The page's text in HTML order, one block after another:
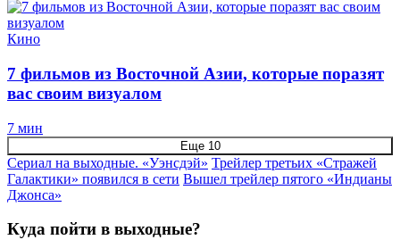
Кино
7 фильмов из Восточной Азии, которые поразят
вас своим визуалом
7 мин
Еще 10
Сериал на выходные. «Уэнсдэй» Трейлер третьих «Стражей
Галактики» появился в сети Вышел трейлер пятого «Индианы
Джонса»
Куда пойти в выходные?